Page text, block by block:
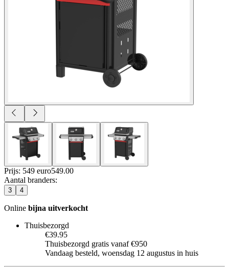
Prijs: 549 euro549.00
Aantal branders:
3 4
Online bijna uitverkocht
Thuisbezorgd
€39.95
Thuisbezorgd gratis vanaf €950
Vandaag besteld, woensdag 12 augustus in huis